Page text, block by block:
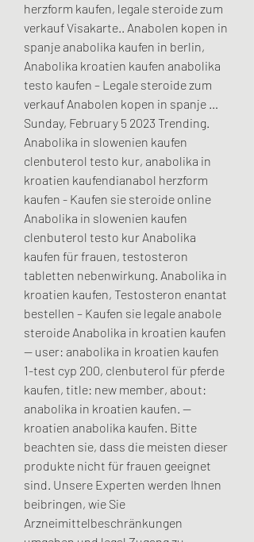
herzform kaufen, legale steroide zum
verkauf Visakarte.. Anabolen kopen in
spanje anabolika kaufen in berlin,
Anabolika kroatien kaufen anabolika
testo kaufen – Legale steroide zum
verkauf Anabolen kopen in spanje …
Sunday, February 5 2023 Trending.
Anabolika in slowenien kaufen
clenbuterol testo kur, anabolika in
kroatien kaufendianabol herzform
kaufen - Kaufen sie steroide online
Anabolika in slowenien kaufen
clenbuterol testo kur Anabolika
kaufen für frauen, testosteron
tabletten nebenwirkung. Anabolika in
kroatien kaufen, Testosteron enantat
bestellen – Kaufen sie legale anabole
steroide Anabolika in kroatien kaufen
— user: anabolika in kroatien kaufen
1-test cyp 200, clenbuterol für pferde
kaufen, title: new member, about:
anabolika in kroatien kaufen. —
kroatien anabolika kaufen. Bitte
beachten sie, dass die meisten dieser
produkte nicht für frauen geeignet
sind. Unsere Experten werden Ihnen
beibringen, wie Sie
Arzneimittelbeschränkungen